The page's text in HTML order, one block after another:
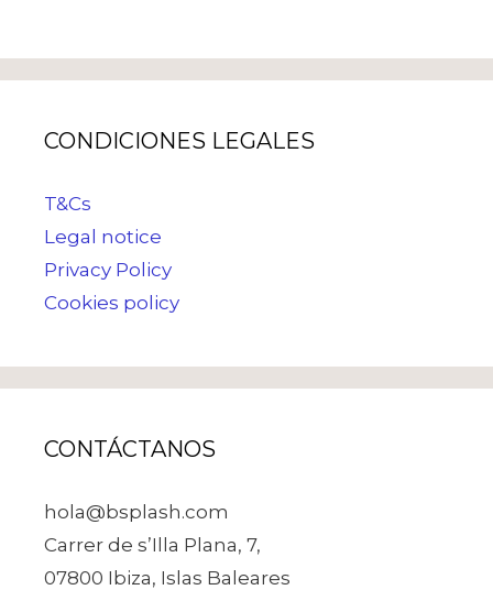
CONDICIONES LEGALES
T&Cs
Legal notice
Privacy Policy
Cookies policy
CONTÁCTANOS
hola@bsplash.com
Carrer de s’Illa Plana, 7,
07800 Ibiza, Islas Baleares